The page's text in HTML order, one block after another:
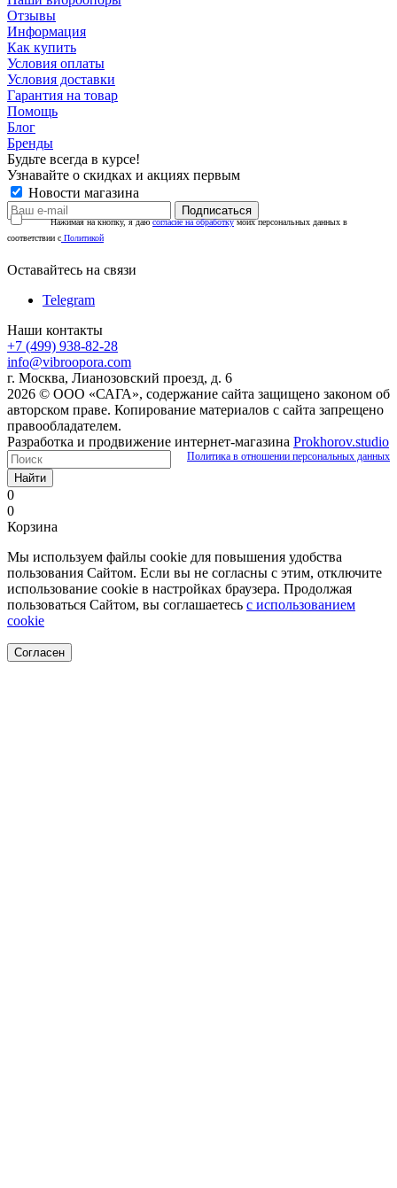
Отзывы
Информация
Как купить
Условия оплаты
Условия доставки
Гарантия на товар
Помощь
Блог
Бренды
Будьте всегда в курсе!
Узнавайте о скидках и акциях первым
Новости магазина
Нажимая на кнопку, я даюсогласие на обработкумоих персональных данных в
соответствии с Политикой
Оставайтесь на связи
Telegram
Наши контакты
+7 (499) 938-82-28
info@vibroopora.com
г. Москва, Лианозовский проезд, д. 6
2026 © ООО «САГА», содержание сайта защищено законом об
авторском праве. Копирование материалов с сайта запрещено
правообладателем.
Разработка и продвижение интернет-магазина Prokhorov.studio
Политика в отношении персональных данных
Найти
0
0
Корзина
Мы используем файлы cookie для повышения удобства
пользования Сайтом. Если вы не согласны с этим, отключите
использование cookie в настройках браузера. Продолжая
пользоваться Сайтом, вы соглашаетесь с использованием
cookie
Согласен